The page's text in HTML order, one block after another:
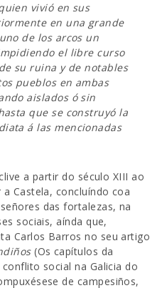
vivió en sus
en una grande
de los arcos un
el libre curso
su ruina y de notables
pueblos en ambas
aislados ó sin
que se construyó la
á las mencionadas
a partir do século XIII ao
Castela, concluíndo coa
das fortalezas, na
sociais, aínda que,
Carlos Barros no seu artigo
(Os capítulos da
social na Galicia do
de campesiños,